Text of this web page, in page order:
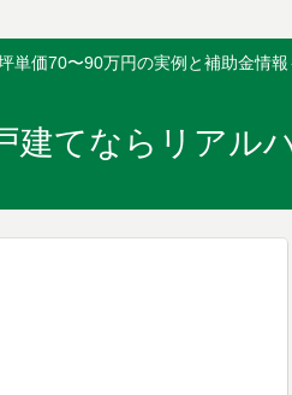
単価70〜90万円の実例と補助金情報
建てならリアル